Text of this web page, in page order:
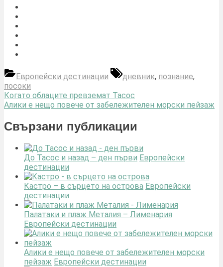
Европейски дестинации
Tags:
дневник, познание,
посоки
Навигация
Previous
Post:
Когато облаците превземат Тасос
Next
Алики е нещо повече от забележителен морски пейзаж
Свързани публикации
До Тасос и назад – ден първи Европейски
дестинации
Кастро – в сърцето на острова Европейски
дестинации
Палатаки и плаж Металия – Лименария
Европейски дестинации
Алики е нещо повече от забележителен морски
пейзаж Европейски дестинации